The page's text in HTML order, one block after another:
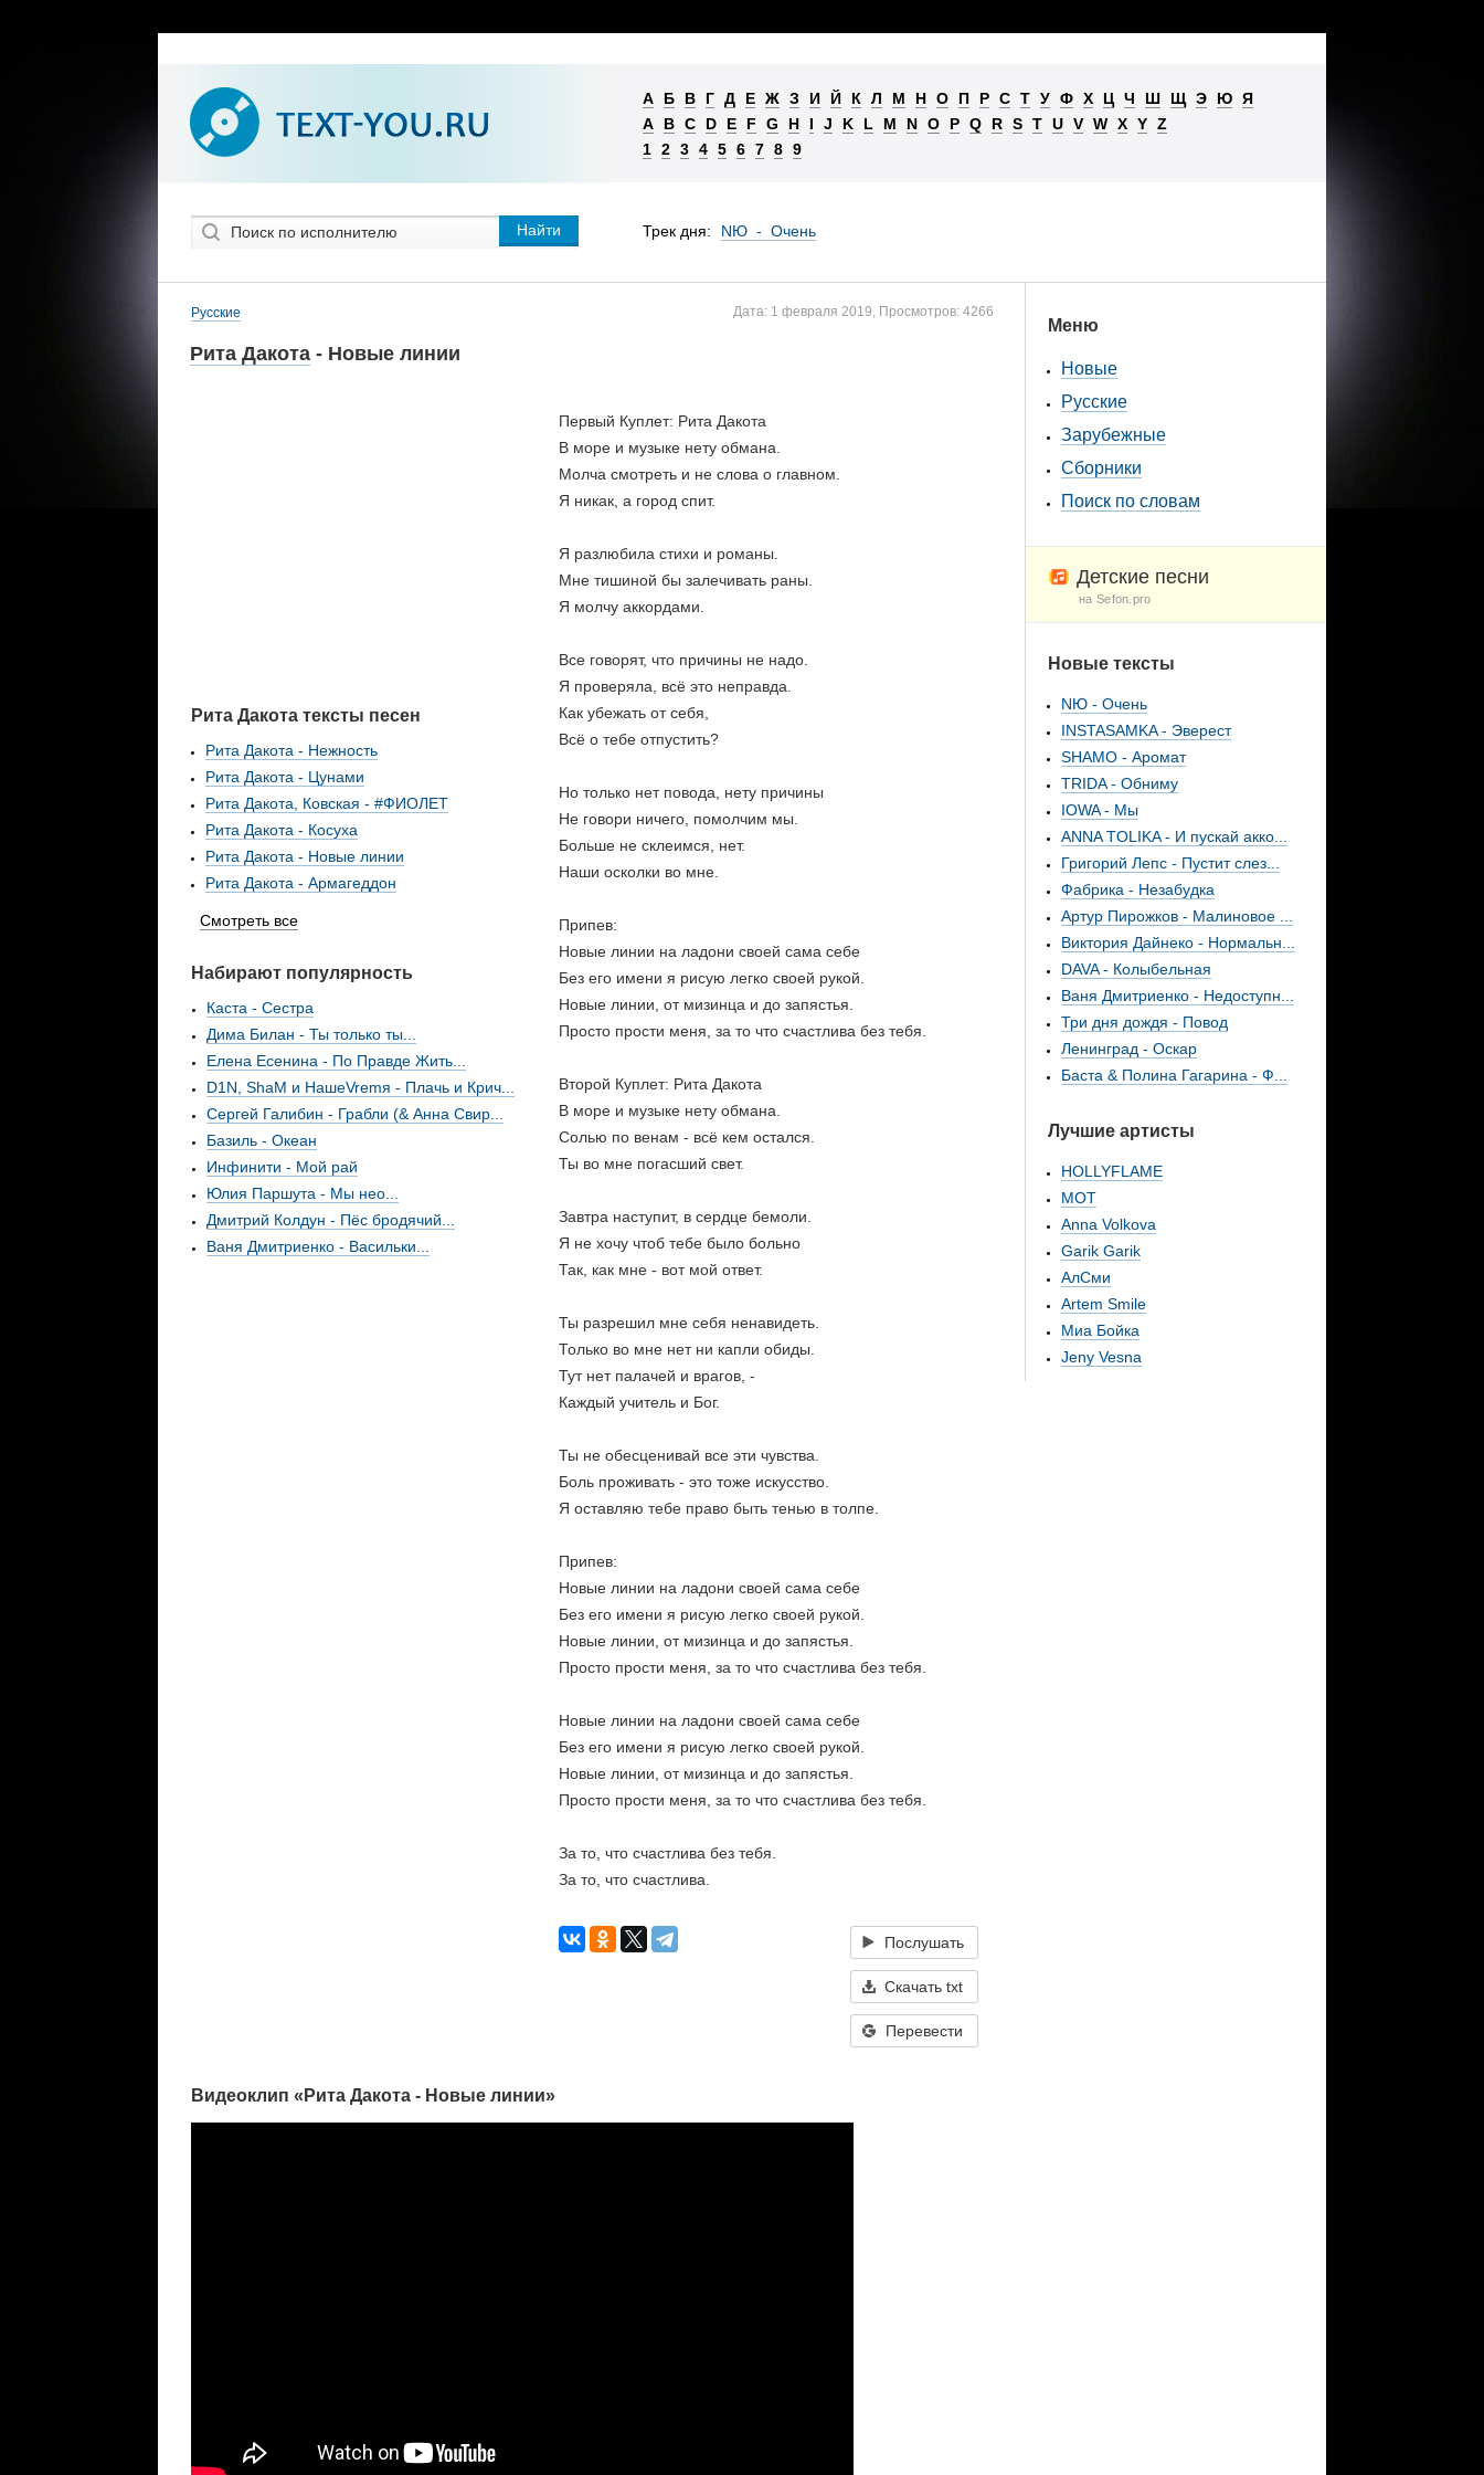
А Б В Г Д Е Ж З И Й К Л М Н О П Р С Т У Ф Х Ц Ч Ш Щ Э Ю Я
A
B C D E F G H I J K L M N O P Q R S T U V W X Y Z
1 2 3 4 5 6 7 8 9
Трек дня: NЮ - Очень
Русские Дата: 1 февраля 2019, Просмотров: 4266
Рита Дакота - Новые линии
Первый Куплет: Рита Дакота
В море и музыке нету обмана.
Молча смотреть и не слова о главном.
Я никак, а город спит.
Я разлюбила стихи и романы.
Мне тишиной бы залечивать раны.
Я молчу аккордами.
Все говорят, что причины не надо.
Я проверяла, всё это неправда.
Как убежать от себя,
Всё о тебе отпустить?
Но только нет повода, нету причины
Не говори ничего, помолчим мы.
Больше не склеимся, нет.
Наши осколки во мне.
Припев:
Новые линии на ладони своей сама себе
Без его имени я рисую легко своей рукой.
Новые линии, от мизинца и до запястья.
Просто прости меня, за то что счастлива без тебя.
Второй Куплет: Рита Дакота
В море и музыке нету обмана.
Солью по венам - всё кем остался.
Ты во мне погасший свет.
Завтра наступит, в сердце бемоли.
Я не хочу чтоб тебе было больно
Так, как мне - вот мой ответ.
Ты разрешил мне себя ненавидеть.
Только во мне нет ни капли обиды.
Тут нет палачей и врагов, -
Каждый учитель и Бог.
Ты не обесценивай все эти чувства.
Боль проживать - это тоже искусство.
Я оставляю тебе право быть тенью в толпе.
Припев:
Новые линии на ладони своей сама себе
Без его имени я рисую легко своей рукой.
Новые линии, от мизинца и до запястья.
Просто прости меня, за то что счастлива без тебя.
Новые линии на ладони своей сама себе
Без его имени я рисую легко своей рукой.
Новые линии, от мизинца и до запястья.
Просто прости меня, за то что счастлива без тебя.
За то, что счастлива без тебя.
За то, что счастлива.
Послушать
Скачать txt
Перевести
Рита Дакота тексты песен
Рита Дакота - Нежность
Рита Дакота - Цунами
Рита Дакота, Ковская - #ФИОЛЕТ
Рита Дакота - Косуха
Рита Дакота - Новые линии
Рита Дакота - Армагеддон
Смотреть все
Набирают популярность
Каста - Сестра
Дима Билан - Ты только ты...
Елена Есенина - По Правде Жить...
D1N, ShaM и НашеVremя - Плачь и Крич...
Сергей Галибин - Грабли (& Анна Свир...
Базиль - Океан
Инфинити - Мой рай
Юлия Паршута - Мы нео...
Дмитрий Колдун - Пёс бродячий...
Ваня Дмитриенко - Васильки...
Видеоклип «Рита Дакота - Новые линии»
Меню
Новые
Русские
Зарубежные
Сборники
Поиск по словам
Детские песни
на Sefon.pro
Новые тексты
NЮ - Очень
INSTASAMKA - Эверест
SHAMO - Аромат
TRIDA - Обниму
IOWA - Мы
ANNA TOLIKA - И пускай акко...
Григорий Лепс - Пустит слез...
Фабрика - Незабудка
Артур Пирожков - Малиновое ...
Виктория Дайнеко - Нормальн...
DAVA - Колыбельная
Ваня Дмитриенко - Недоступн...
Три дня дождя - Повод
Ленинград - Оскар
Баста & Полина Гагарина - Ф...
Лучшие артисты
HOLLYFLAME
МОТ
Anna Volkova
Garik Garik
АлСми
Artem Smile
Миа Бойка
Jeny Vesna